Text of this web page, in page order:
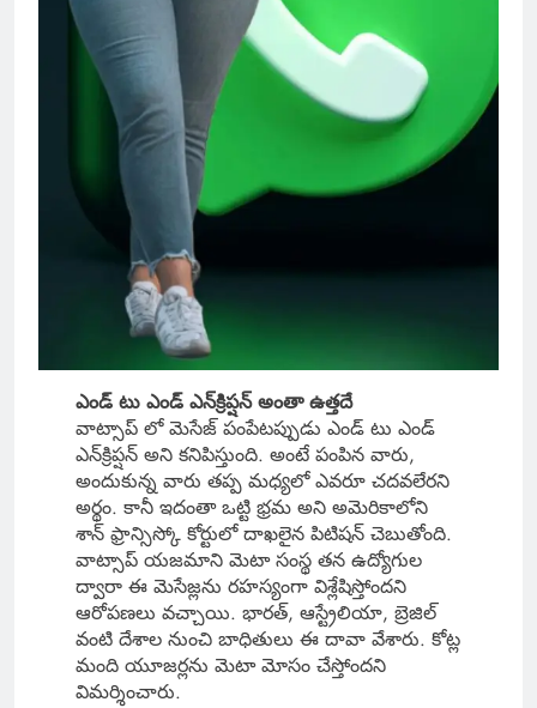
ఎండ్ టు ఎండ్ ఎన్‌క్రిప్షన్ అంతా ఉత్తదే
వాట్సాప్ లో మెసేజ్ పంపేటప్పుడు ఎండ్ టు ఎండ్
ఎన్‌క్రిప్షన్ అని కనిపిస్తుంది. అంటే పంపిన వారు,
అందుకున్న వారు తప్ప మధ్యలో ఎవరూ చదవలేరని
అర్థం. కానీ ఇదంతా ఒట్టి భ్రమ అని అమెరికాలోని
శాన్ ఫ్రాన్సిస్కో కోర్టులో దాఖలైన పిటిషన్ చెబుతోంది.
వాట్సాప్ యజమాని మెటా సంస్థ తన ఉద్యోగుల
ద్వారా ఈ మెసేజ్లను రహస్యంగా విశ్లేషిస్తోందని
ఆరోపణలు వచ్చాయి. భారత్, ఆస్ట్రేలియా, బ్రెజిల్
వంటి దేశాల నుంచి బాధితులు ఈ దావా వేశారు. కోట్ల
మంది యూజర్లను మెటా మోసం చేస్తోందని
విమర్శించారు.